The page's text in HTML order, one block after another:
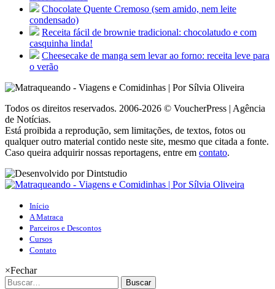
Chocolate Quente Cremoso (sem amido, nem leite
condensado)
Receita fácil de brownie tradicional: chocolatudo e com
casquinha linda!
Cheesecake de manga sem levar ao forno: receita leve para
o verão
Todos os direitos reservados. 2006-2026 © VoucherPress | Agência
de Notícias.
Está proibida a reprodução, sem limitações, de textos, fotos ou
qualquer outro material contido neste site, mesmo que citada a fonte.
Caso queira adquirir nossas reportagens, entre em contato.
Início
A Matraca
Parceiros e Descontos
Cursos
Contato
×Fechar
Buscar